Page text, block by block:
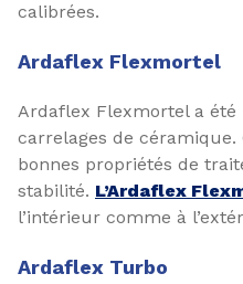
calibrées.
Ardaflex Flexmortel
Ardaflex Flexmortel a
carrelages de céramique.
bonnes propriétés de
stabilité. L’Ardaflex
l’intérieur comme à
Ardaflex Turbo